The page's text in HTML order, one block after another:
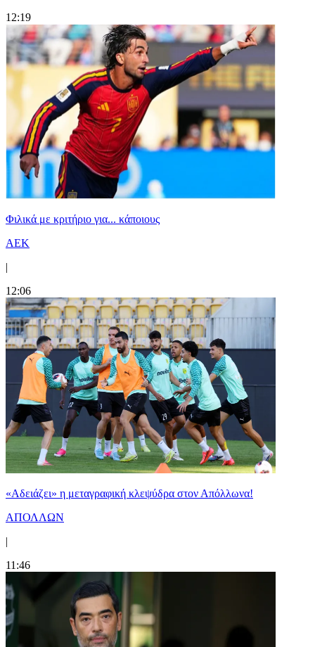
12:19
Φιλικά με κριτήριο για... κάποιους
ΑΕΚ
|
12:06
«Αδειάζει» η μεταγραφική κλεψύδρα στον Απόλλωνα!
ΑΠΟΛΛΩΝ
|
11:46